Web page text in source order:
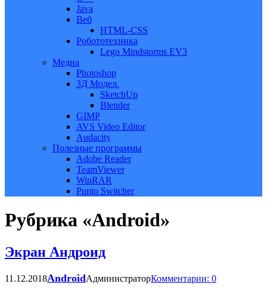
Java
Веб
HTML-CSS
Робототехника
Lego Mindstorms EV3
Медиа
Photoshop
3Д Модел.
SketchUp
Blender
GIMP
AVS Video Editor
Audacity
Полезные программы
Adobe Reader
TeamViewer
WinRAR
Punto Switcher
Рубрика «Android»
Экран Андроид
11.12.2018AndroidАдминистраторКомментарии: 0